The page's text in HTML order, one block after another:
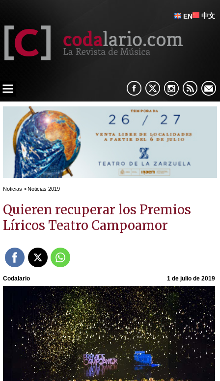
EN 中文
Noticias > Noticias 2019
Quieren recuperar los Premios
Líricos Teatro Campoamor
Codalario 1 de julio de 2019